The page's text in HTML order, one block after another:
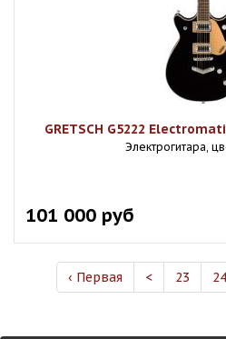
GRETSCH G5222
Электрогитара,
101 000 руб
‹ Первая < 23 24